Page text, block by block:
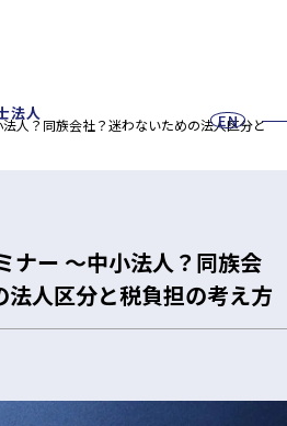
法人
EN
せフォーム
ナー ～中小法人？同族会
人区分と税負担の考え方
人？同族会社？迷わないための法人区分と